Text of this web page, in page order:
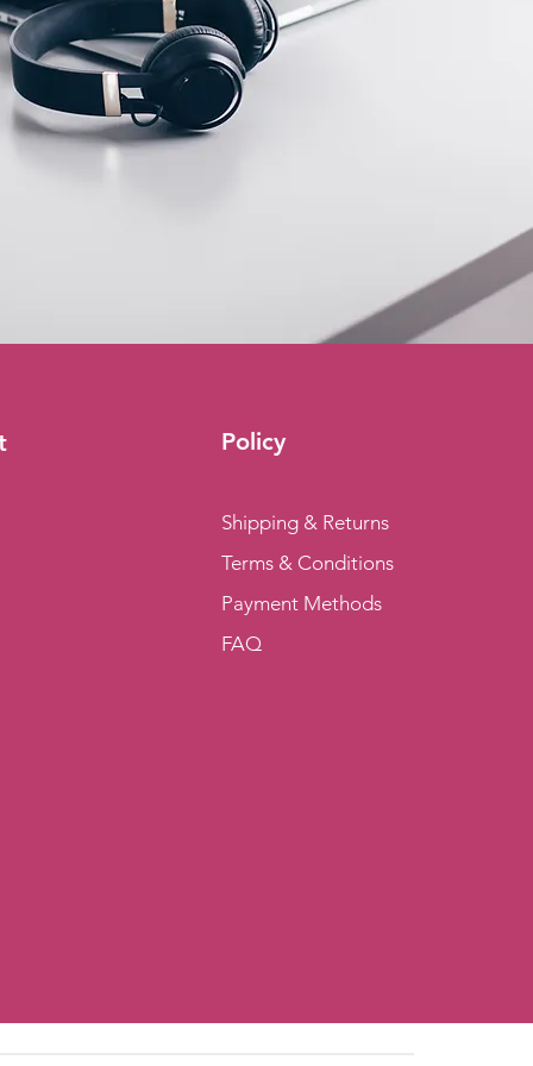
Policy
Shipping & Returns
Terms & Conditions
Payment Methods
FAQ